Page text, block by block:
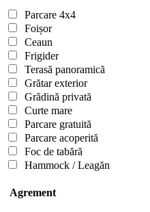
Parcare 4x4
Foișor
Ceaun
Frigider
Terasă panoramică
Grătar exterior
Grădină privată
Curte mare
Parcare gratuită
Parcare acoperită
Foc de tabără
Hammock / Leagăn
Agrement